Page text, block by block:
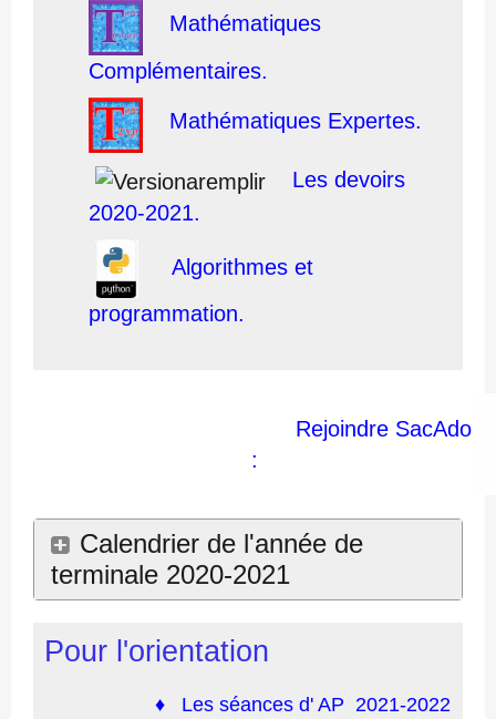
Mathématiques
Complémentaires.
Mathématiques Expertes.
Les devoirs
2020-2021.
Algorithmes et
programmation.
Rejoindre SacAdo
:
Calendrier de l'année de
terminale 2020-2021
Pour l'orientation
♦ Les séances d' AP 2021-2022